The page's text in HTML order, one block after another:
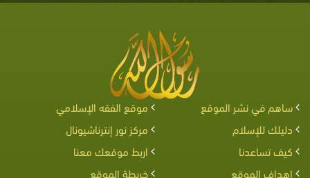
ساهم في نشر الموقع
موقع الفقه الإسلامي
دليلك للإسلام
مركز نور إنترناشيونال
كيف تساعدنا
اربط موقعك معنا
اهداف الموقع
خريطة الموقع